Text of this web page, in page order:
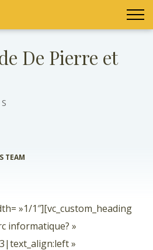
De Pierre et
TEAM
»1/1″][vc_custom_heading
informatique? »
»